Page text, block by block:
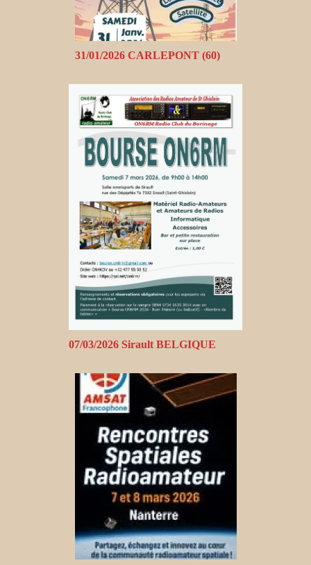
31/01/2026 CARLEPONT (60)
07/03/2026 Sirault BELGIQUE